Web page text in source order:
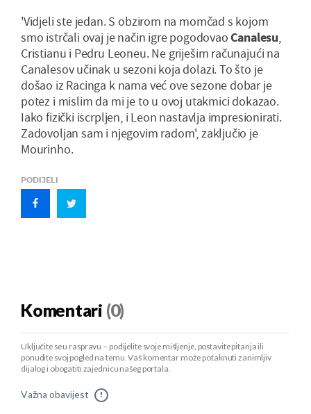
'Vidjeli ste jedan. S obzirom na momčad s kojom
smo istrčali ovaj je način igre pogodovaoCanalesu,
Cristianu i Pedru Leoneu. Ne griješim računajući na
Canalesov učinak u sezoni koja dolazi. To što je
došao iz Racinga k nama već ove sezone dobar je
potez i mislim da mi je to u ovoj utakmici dokazao.
Iako fizički iscrpljen, i Leon nastavlja impresionirati.
Zadovoljan sam i njegovim radom', zaključio je
Mourinho.
PODIJELI
Komentari (0)
Uključite se u raspravu – podijelite svoje mišljenje, postavite pitanja ili
ponudite svoj pogled na temu. Vaš komentar može potaknuti zanimljiv
dijalog i obogatiti zajednicu našeg portala.
Važna obavijest !